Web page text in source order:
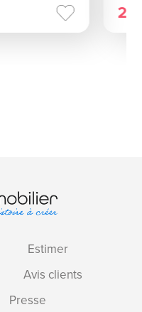
Estimer
Avis clients
Presse